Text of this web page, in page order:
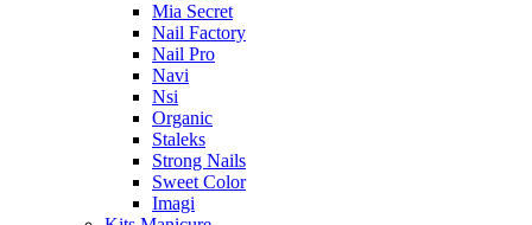
Mia Secret
Nail Factory
Nail Pro
Navi
Nsi
Organic
Staleks
Strong Nails
Sweet Color
Imagi